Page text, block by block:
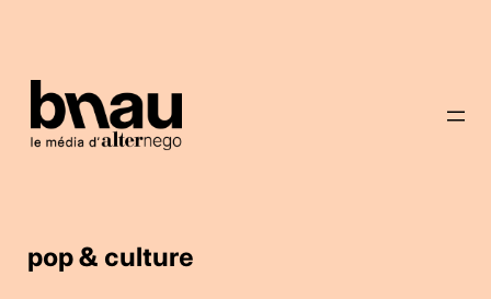
pop & culture